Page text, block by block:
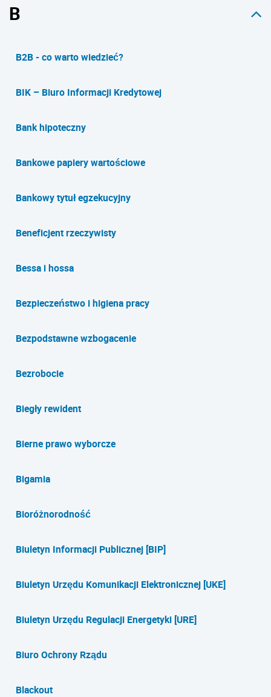
B
B2B - co warto wiedzieć?
BIK – Biuro Informacji Kredytowej
Bank hipoteczny
Bankowe papiery wartościowe
Bankowy tytuł egzekucyjny
Beneficjent rzeczywisty
Bessa i hossa
Bezpieczeństwo i higiena pracy
Bezpodstawne wzbogacenie
Bezrobocie
Biegły rewident
Bierne prawo wyborcze
Bigamia
Bioróżnorodność
Biuletyn Informacji Publicznej [BIP]
Biuletyn Urzędu Komunikacji Elektronicznej [UKE]
Biuletyn Urzędu Regulacji Energetyki [URE]
Biuro Ochrony Rządu
Blackout